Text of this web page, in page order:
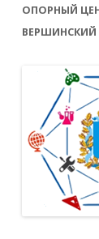
ОПОРНЫЙ
ВЕРШИНСКИЙ